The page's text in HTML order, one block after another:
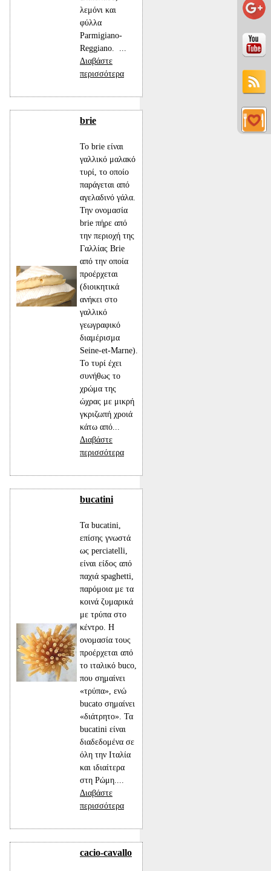
λεμόνι και
φύλλα
Parmigiano-
Reggiano. ...
Διαβάστε
περισσότερα
brie
Το brie είναι
γαλλικό μαλακό
τυρί, το οποίο
παράγεται από
αγελαδινό γάλα.
Την ονομασία
brie πήρε από
την περιοχή της
Γαλλίας Brie
από την οποία
προέρχεται
(διοικητικά
ανήκει στο
γαλλικό
γεωγραφικό
διαμέρισμα
Seine-et-Marne).
Το τυρί έχει
συνήθως το
χρώμα της
ώχρας με μικρή
γκριζωπή χροιά
κάτω από...
Διαβάστε
περισσότερα
bucatini
Τα bucatini,
επίσης γνωστά
ως perciatelli,
είναι είδος από
παχιά spaghetti,
παρόμοια με τα
κοινά ζυμαρικά
με τρύπα στο
κέντρο. Η
ονομασία τους
προέρχεται από
το ιταλικό buco,
που σημαίνει
«τρύπα», ενώ
bucato σημαίνει
«διάτρητο». Τα
bucatini είναι
διαδεδομένα σε
όλη την Ιταλία
και ιδιαίτερα
στη Ρώμη....
Διαβάστε
περισσότερα
cacio-cavallo